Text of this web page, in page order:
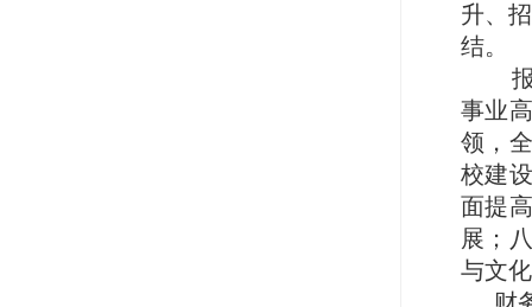
升、
结。
事业
领，
校建
面提
展；
与文